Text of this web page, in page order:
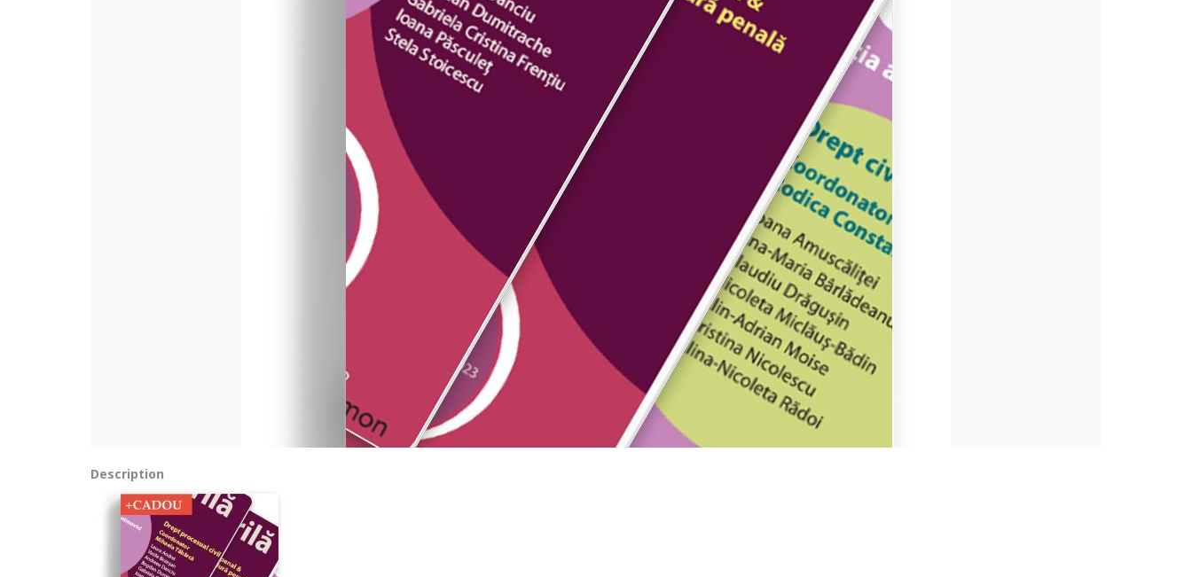
Description